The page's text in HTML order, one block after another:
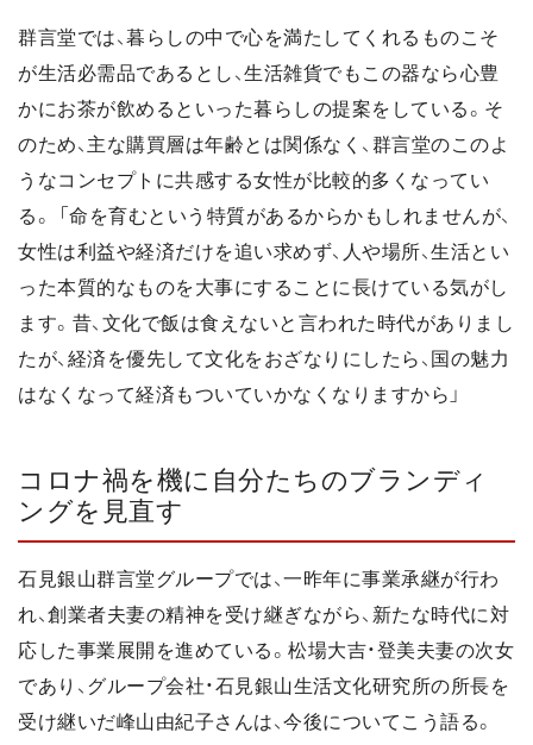
群言堂では、暮らしの中で心を満たしてくれるものこそ
が生活必需品であるとし、生活雑貨でもこの器なら心豊
かにお茶が飲めるといった暮らしの提案をしている。そ
のため、主な購買層は年齢とは関係なく、群言堂のこのよ
うなコンセプトに共感する女性が比較的多くなってい
る。 「命を育むという特質があるからかもしれませんが、
女性は利益や経済だけを追い求めず、人や場所、生活とい
った本質的なものを大事にすることに長けている気がし
ます。昔、文化で飯は食えないと言われた時代がありまし
たが、経済を優先して文化をおざなりにしたら、国の魅力
はなくなって経済もついていかなくなりますから」
コロナ禍を機に自分たちのブランディ
ングを見直す
石見銀山群言堂グループでは、一昨年に事業承継が行わ
れ、創業者夫妻の精神を受け継ぎながら、新たな時代に対
応した事業展開を進めている。松場大吉・登美夫妻の次女
であり、グループ会社・石見銀山生活文化研究所の所長を
受け継いだ峰山由紀子さんは、今後についてこう語る。